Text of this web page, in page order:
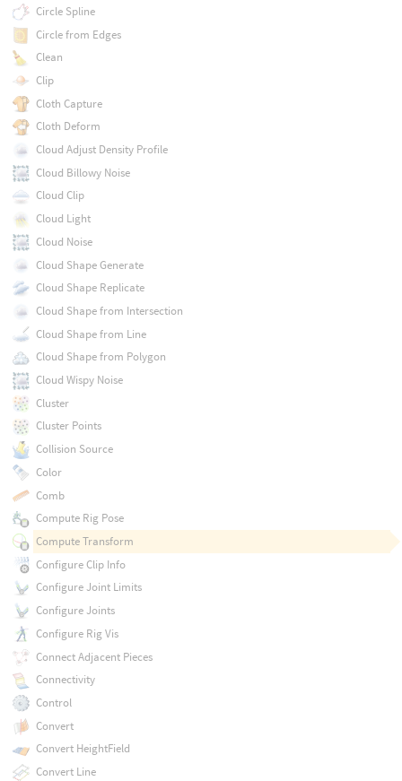
Circle Spline
Circle from Edges
Clean
Clip
Cloth Capture
Cloth Deform
Cloud Adjust Density Profile
Cloud Billowy Noise
Cloud Clip
Cloud Light
Cloud Noise
Cloud Shape Generate
Cloud Shape Replicate
Cloud Shape from Intersection
Cloud Shape from Line
Cloud Shape from Polygon
Cloud Wispy Noise
Cluster
Cluster Points
Collision Source
Color
Comb
Compute Rig Pose
Compute Transform
Configure Clip Info
Configure Joint Limits
Configure Joints
Configure Rig Vis
Connect Adjacent Pieces
Connectivity
Control
Convert
Convert HeightField
Convert Line